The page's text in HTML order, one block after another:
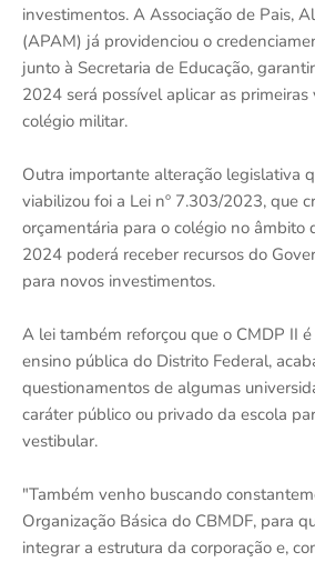
investimentos. A Associação de Pais,
(APAM) já providenciou o
junto à Secretaria de Educação,
2024 será possível aplicar as
colégio militar.
Outra importante alteração legislativa
viabilizou foi a Lei nº 7.303/2023, que
orçamentária para o colégio no âmbito
2024 poderá receber recursos do
para novos investimentos.
A lei também reforçou que o CMDP II
ensino pública do Distrito Federal,
questionamentos de algumas
caráter público ou privado da escola
vestibular.
"Também venho buscando
Organização Básica do CBMDF, para
integrar a estrutura da corporação e,